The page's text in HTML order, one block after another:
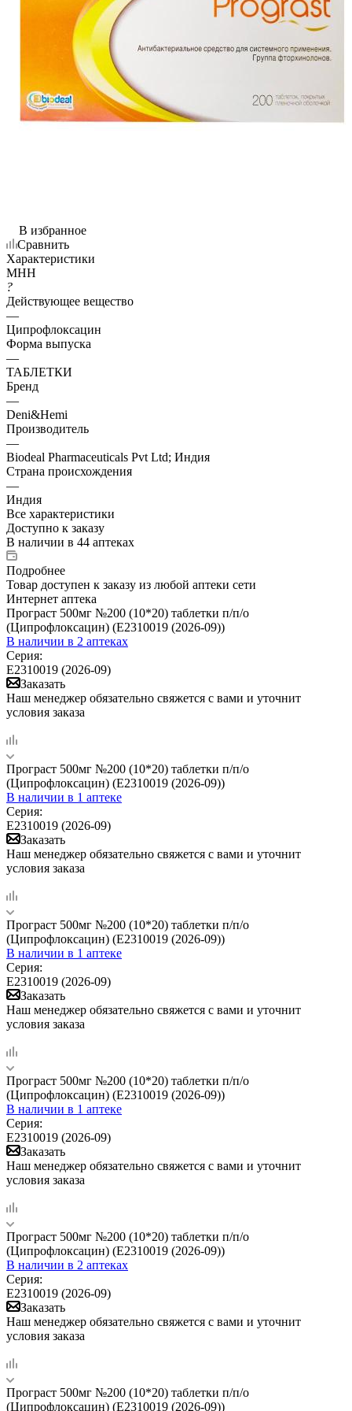
В избранное
Сравнить
Характеристики
МНН
?
Действующее вещество
—
Ципрофлоксацин
Форма выпуска
—
ТАБЛЕТКИ
Бренд
—
Deni&Hemi
Производитель
—
Biodeal Pharmaceuticals Pvt Ltd; Индия
Страна происхождения
—
Индия
Все характеристики
Доступно к заказу
В наличии в 44 аптеках
Подробнее
Товар доступен к заказу из любой аптеки сети
Интернет аптека
Програст 500мг №200 (10*20) таблетки п/п/о
(Ципрофлоксацин) (Е2310019 (2026-09))
В наличии в 2 аптеках
Серия:
Е2310019 (2026-09)
Заказать
Наш менеджер обязательно свяжется с вами и уточнит
условия заказа
Програст 500мг №200 (10*20) таблетки п/п/о
(Ципрофлоксацин) (Е2310019 (2026-09))
В наличии в 1 аптеке
Серия:
Е2310019 (2026-09)
Заказать
Наш менеджер обязательно свяжется с вами и уточнит
условия заказа
Програст 500мг №200 (10*20) таблетки п/п/о
(Ципрофлоксацин) (Е2310019 (2026-09))
В наличии в 1 аптеке
Серия:
Е2310019 (2026-09)
Заказать
Наш менеджер обязательно свяжется с вами и уточнит
условия заказа
Програст 500мг №200 (10*20) таблетки п/п/о
(Ципрофлоксацин) (Е2310019 (2026-09))
В наличии в 1 аптеке
Серия:
Е2310019 (2026-09)
Заказать
Наш менеджер обязательно свяжется с вами и уточнит
условия заказа
Програст 500мг №200 (10*20) таблетки п/п/о
(Ципрофлоксацин) (Е2310019 (2026-09))
В наличии в 2 аптеках
Серия:
Е2310019 (2026-09)
Заказать
Наш менеджер обязательно свяжется с вами и уточнит
условия заказа
Програст 500мг №200 (10*20) таблетки п/п/о
(Ципрофлоксацин) (Е2310019 (2026-09))